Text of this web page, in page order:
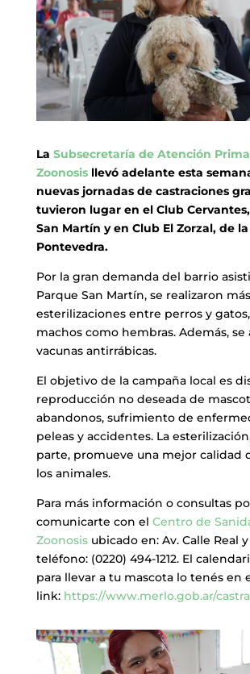
La Subsecretaría de Atención
Zoonosisllevó adelante esta
nuevas jornadas de castraciones
tuvieron lugar en el Club
San Martín y en Club El Zorzal, de
Pontevedra.
Por la gran demanda del barrio
Parque San Martín, se realizaron
esterilizaciones entre perros y
machos como hembras. Además, se
vacunas antirrábicas.
El objetivo de la campaña local es
reproducción no deseada de
abandonos, sufrimiento de
peleas y accidentes. La
parte, promueve una mejor calidad
los animales.
Para más información o consultas
comunicarte con el Centro de
Zoonosisubicado en: Av. Calle Real
teléfono: (0220) 494-1212. El
para llevar a tu mascota lo tenés en
link: https://www.merlo.gob.ar/